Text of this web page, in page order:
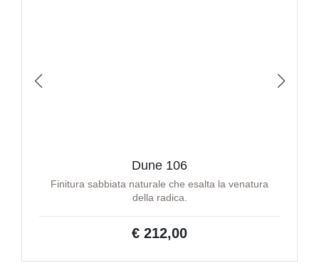
Dune 106
Finitura sabbiata naturale che esalta la venatura
della radica.
€ 212,00